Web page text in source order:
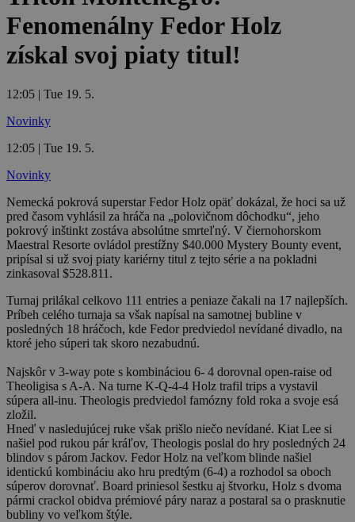
Fenomenálny Fedor Holz
získal svoj piaty titul!
12:05 | Tue 19. 5.
Novinky
12:05 | Tue 19. 5.
Novinky
Nemecká pokrová superstar Fedor Holz opäť dokázal, že hoci sa už
pred časom vyhlásil za hráča na „polovičnom dôchodku“, jeho
pokrový inštinkt zostáva absolútne smrteľný. V čiernohorskom
Maestral Resorte ovládol prestížny $40.000 Mystery Bounty event,
pripísal si už svoj piaty kariérny titul z tejto série a na pokladni
zinkasoval $528.811.
Turnaj prilákal celkovo 111 entries a peniaze čakali na 17 najlepších.
Príbeh celého turnaja sa však napísal na samotnej bubline v
posledných 18 hráčoch, kde Fedor predviedol nevídané divadlo, na
ktoré jeho súperi tak skoro nezabudnú.
Najskôr v 3-way pote s kombináciou 6- 4 dorovnal open-raise od
Theoligisa s A-A. Na turne K-Q-4-4 Holz trafil trips a vystavil
súpera all-inu. Theologis predviedol famózny fold roka a svoje esá
zložil.
Hneď v nasledujúcej ruke však prišlo niečo nevídané. Kiat Lee si
našiel pod rukou pár kráľov, Theologis poslal do hry posledných 24
blindov s párom Jackov. Fedor Holz na veľkom blinde našiel
identickú kombináciu ako hru predtým (6-4) a rozhodol sa oboch
súperov dorovnať. Board priniesol šestku aj štvorku, Holz s dvoma
pármi crackol obidva prémiové páry naraz a postaral sa o prasknutie
bubliny vo veľkom štýle.